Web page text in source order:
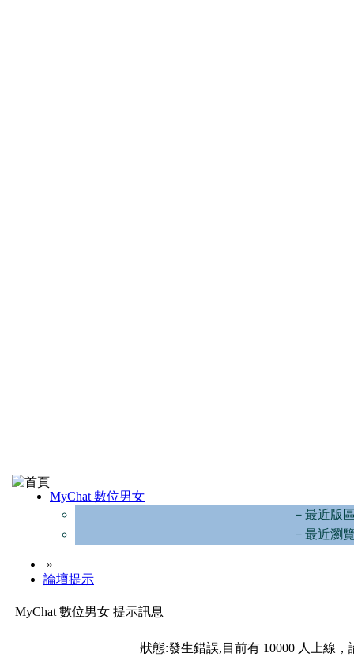
MyChat 數位男女
－最近版
－最近瀏
»
論壇提示
MyChat 數位男女 提示訊息
狀態:發生錯誤,目前有 10000 人上線